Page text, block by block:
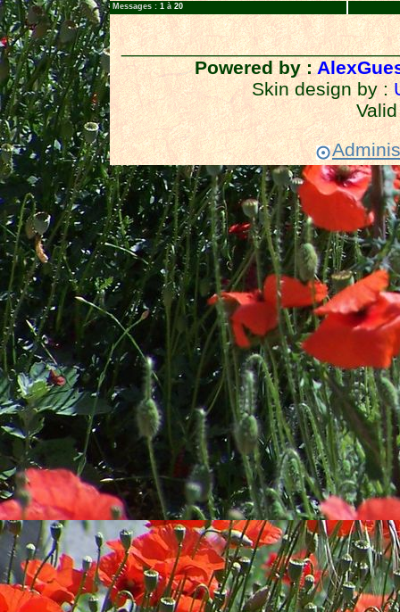
Messages : 1 à 20
Powered by :
Skin design by :